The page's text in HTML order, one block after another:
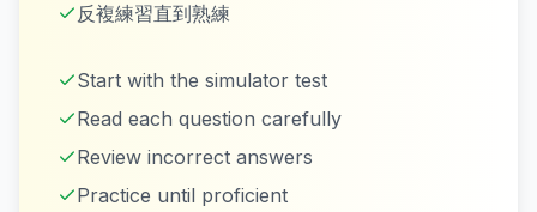
反複練習直到熟練
Start with the simulator test
Read each question carefully
Review incorrect answers
Practice until proficient